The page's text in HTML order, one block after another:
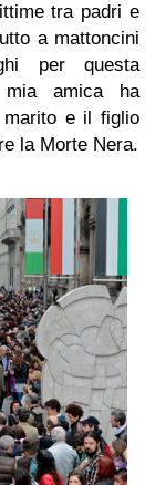
tra padri e
a mattoncini
per questa
mia amica ha
e il figlio
la Morte Nera.